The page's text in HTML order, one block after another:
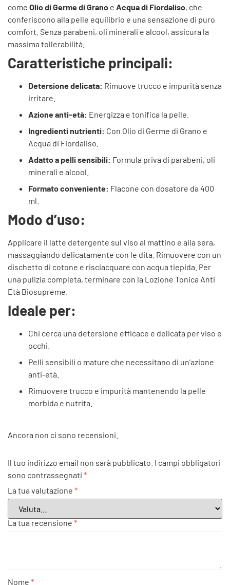
come Olio di Germe di Grano e Acqua di Fiordaliso, che
conferiscono alla pelle equilibrio e una sensazione di puro
comfort. Senza parabeni, oli minerali e alcool, assicura la
massima tollerabilità.
Caratteristiche principali:
Detersione delicata: Rimuove trucco e impurità senza
irritare.
Azione anti-età: Energizza e tonifica la pelle.
Ingredienti nutrienti: Con Olio di Germe di Grano e
Acqua di Fiordaliso.
Adatto a pelli sensibili: Formula priva di parabeni, oli
minerali e alcool.
Formato conveniente: Flacone con dosatore da 400
ml.
Modo d’uso:
Applicare il latte detergente sul viso al mattino e alla sera,
massaggiando delicatamente con le dita. Rimuovere con un
dischetto di cotone e risciacquare con acqua tiepida. Per
una pulizia completa, terminare con la Lozione Tonica Anti
Età Biosupreme.
Ideale per:
Chi cerca una detersione efficace e delicata per viso e
occhi.
Pelli sensibili o mature che necessitano di un’azione
anti-età.
Rimuovere trucco e impurità mantenendo la pelle
morbida e nutrita.
Ancora non ci sono recensioni.
Il tuo indirizzo email non sarà pubblicato. I campi obbligatori
sono contrassegnati *
La tua valutazione *
La tua recensione *
Nome *